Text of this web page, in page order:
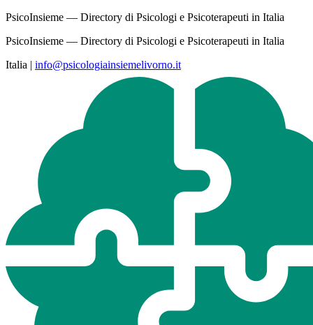
PsicoInsieme — Directory di Psicologi e Psicoterapeuti in Italia
PsicoInsieme — Directory di Psicologi e Psicoterapeuti in Italia
Italia | info@psicologiainsiemelivorno.it